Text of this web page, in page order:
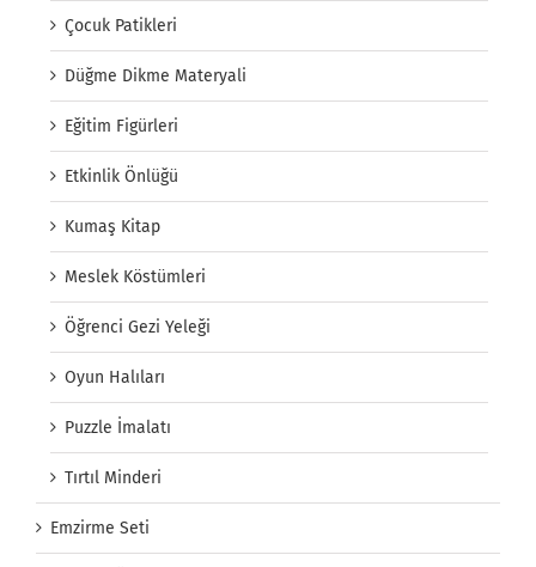
Çocuk Patikleri
Düğme Dikme Materyali
Eğitim Figürleri
Etkinlik Önlüğü
Kumaş Kitap
Meslek Köstümleri
Öğrenci Gezi Yeleği
Oyun Halıları
Puzzle İmalatı
Tırtıl Minderi
Emzirme Seti